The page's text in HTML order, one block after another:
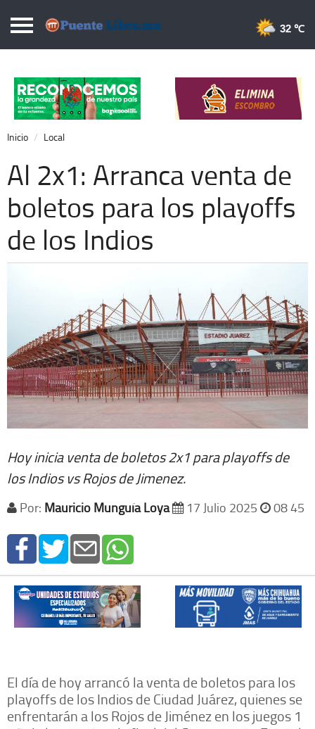
Puentelibre.mx
Local
Nacional
Opinión
Cronos
Economía
Espectáculos
32 ℃
Inicio Local
Al 2x1: Arranca venta de
boletos para los playoffs
de los Indios
Hoy inicia venta de boletos 2x1 para playoffs de
los Indios vs Rojos de Jimenez.
Por: Mauricio Munguía Loya 17 Julio 2025 08 45
El día de hoy arrancó la venta de boletos para los
playoffs de los Indios de Ciudad Juárez, quienes se
enfrentarán a los Rojos de Jiménez en los juegos 1